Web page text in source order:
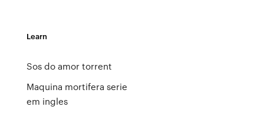
Learn
Sos do amor torrent
Maquina mortifera serie
em ingles